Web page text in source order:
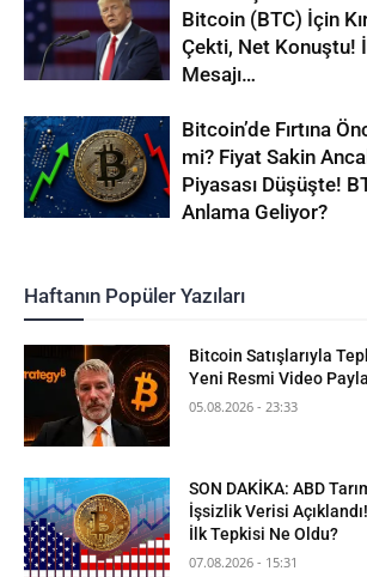
Bitcoin (BTC) İçin
Çekti, Net Konuştu!
Mesajı…
Bitcoin’de Fırtına
mi? Fiyat Sakin
Piyasası Düşüşte!
Anlama Geliyor?
Haftanın Popüler Yazıları
Bitcoin Satışlarıyla
Yeni Resmi Video
05.08.2026 - 23:33
SON DAKİKA: ABD
İşsizlik Verisi
İlk Tepkisi Ne Oldu?
07.08.2026 - 15:31